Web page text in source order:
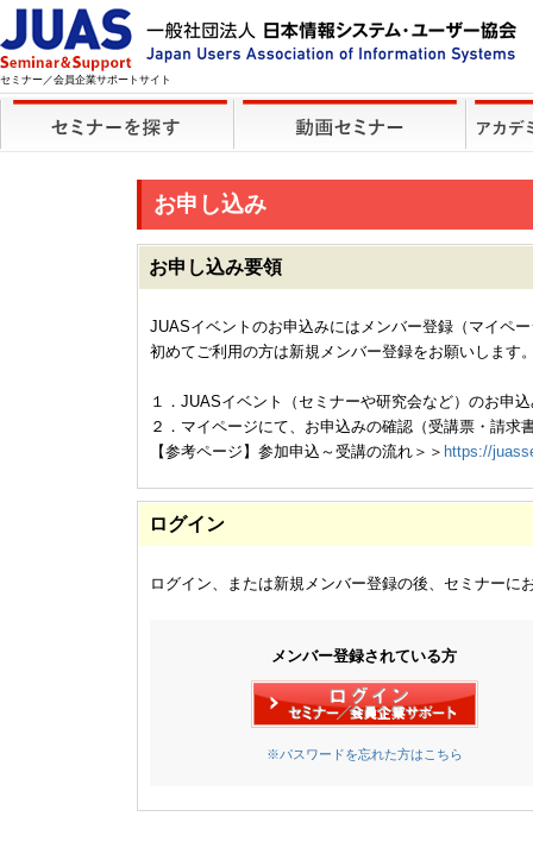
セミナー／会員企業サポートサイト
お申し込み
お申し込み要領
JUASイベントのお申込みにはメンバー登録（マイペ
初めてご利用の方は新規メンバー登録をお願いします
１．JUASイベント（セミナーや研究会など）のお申
２．マイページにて、お申込みの確認（受講票・請求
【参考ページ】参加申込～受講の流れ＞＞ https://
ログイン
ログイン、または新規メンバー登録の後、セミナーに
メンバー登録されている方
※パスワードを忘れた方はこちら